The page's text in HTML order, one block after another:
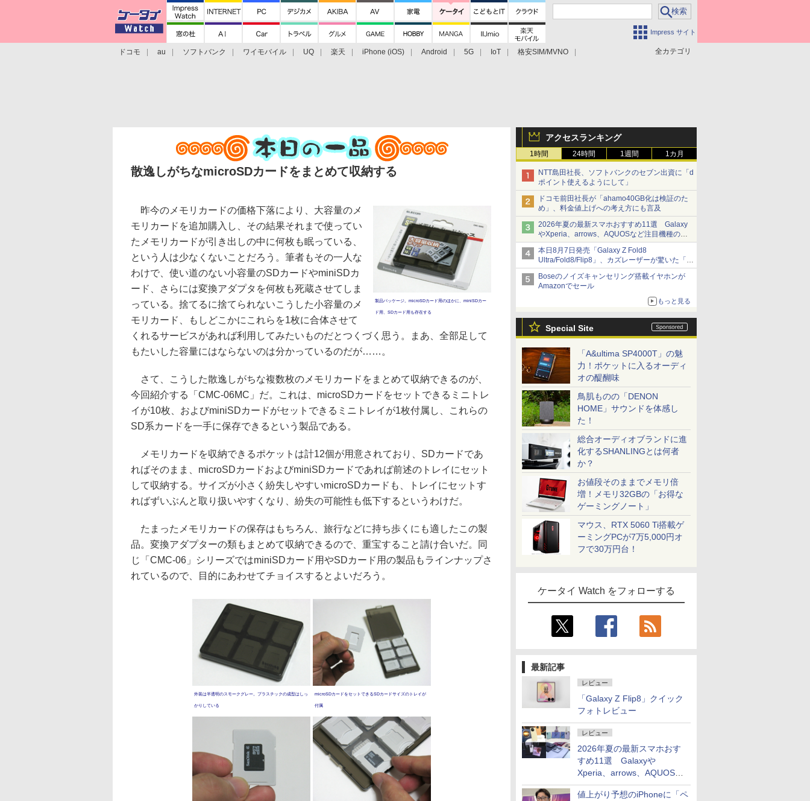
Impress サイト
全カテゴリ
ドコモ au ソフトバンク ワイモバイル UQ 楽天 iPhone (iOS) Android 5G IoT
格安SIM/MVNO
アクセスランキング
1時間 24時間 1週間 1カ月
NTT島田社長、ソフトバンクのセブン出資に「d
ポイント使えるようにして」
ドコモ前田社長が「ahamo40GB化は検証のた
め」、料金値上げへの考え方にも言及
2026年夏の最新スマホおすすめ11選 Galaxy
やXperia、arrows、AQUOSなど注目機種の特
徴は
本日8月7日発売「Galaxy Z Fold8
Ultra/Fold8/Flip8」、カズレーザーが驚いた「そ
ば屋のメニュー並みの薄さ」
Boseのノイズキャンセリング搭載イヤホンが
Amazonでセール
もっと見る
Special Site
「A&ultima SP4000T」の魅
力！ポケットに入るオーディ
オの醍醐味
鳥肌ものの「DENON
HOME」サウンドを体感し
た！
総合オーディオブランドに進
化するSHANLINGとは何者
か？
お値段そのままでメモリ倍
増！メモリ32GBの「お得な
ゲーミングノート」
マウス、RTX 5060 Ti搭載ゲ
ーミングPCが7万5,000円オ
フで30万円台！
ケータイ Watch をフォローする
最新記事
レビュー
「Galaxy Z Flip8」クイック
フォトレビュー
レビュー
2026年夏の最新スマホおす
すめ11選 Galaxyや
Xperia、arrows、AQUOSな
ど注目機種の特徴は
値上がり予想のiPhoneに「ペ
散逸しがちなmicroSDカードをまとめて収納する
製品パッケージ。microSDカード用のほかに、miniSDカー
ド用、SDカード用も存在する
昨今のメモリカードの価格下落により、大容量のメ
モリカードを追加購入し、その結果それまで使ってい
たメモリカードが引き出しの中に何枚も眠っている、
という人は少なくないことだろう。筆者もその一人な
わけで、使い道のない小容量のSDカードやminiSDカ
ード、さらには変換アダプタを何枚も死蔵させてしま
っている。捨てるに捨てられないこうした小容量のメ
モリカード、もしどこかにこれらを1枚に合体させて
くれるサービスがあれば利用してみたいものだとつくづく思う。まあ、全部足して
もたいした容量にはならないのは分かっているのだが……。
さて、こうした散逸しがちな複数枚のメモリカードをまとめて収納できるのが、
今回紹介する「CMC-06MC」だ。これは、microSDカードをセットできるミニトレ
イが10枚、およびminiSDカードがセットできるミニトレイが1枚付属し、これらの
SD系カードを一手に保存できるという製品である。
メモリカードを収納できるポケットは計12個が用意されており、SDカードであ
ればそのまま、microSDカードおよびminiSDカードであれば前述のトレイにセット
して収納する。サイズが小さく紛失しやすいmicroSDカードも、トレイにセットす
ればずいぶんと取り扱いやすくなり、紛失の可能性も低下するというわけだ。
たまったメモリカードの保存はもちろん、旅行などに持ち歩くにも適したこの製
品。変換アダプターの類もまとめて収納できるので、重宝すること請け合いだ。同
じ「CMC-06」シリーズではminiSDカード用やSDカード用の製品もラインナップさ
れているので、目的にあわせてチョイスするとよいだろう。
外装は半透明のスモークグレー。プラスチックの成型はしっ
かりしている
microSDカードをセットできるSDカードサイズのトレイが
付属